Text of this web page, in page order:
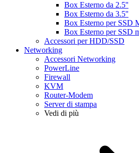
Box Esterno da 2.5''
Box Esterno da 3.5''
Box Esterno per SSD
Box Esterno per SSD
Accessori per HDD/SSD
Networking
Accessori Networking
PowerLine
Firewall
KVM
Router-Modem
Server di stampa
Vedi di più